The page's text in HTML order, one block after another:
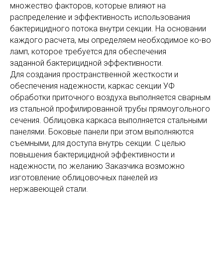
множество факторов, которые влияют на
распределение и эффективность использования
бактерицидного потока внутри секции. На основании
каждого расчета, мы определяем необходимое ко-во
ламп, которое требуется для обеспечения
заданной бактерицидной эффективности.
Для создания пространственной жесткости и
обеспечения надежности, каркас секции УФ
обработки приточного воздуха выполняется сварным
из стальной профилированной трубы прямоугольного
сечения. Облицовка каркаса выполняется стальными
панелями. Боковые панели при этом выполняются
съемными, для доступа внутрь секции. С целью
повышения бактерицидной эффективности и
надежности, по желанию Заказчика возможно
изготовление облицовочных панелей из
нержавеющей стали.